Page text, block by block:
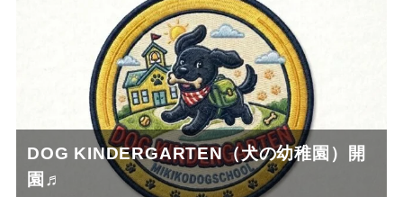
DOG KINDERGARTEN（犬の幼稚園）開
園♬